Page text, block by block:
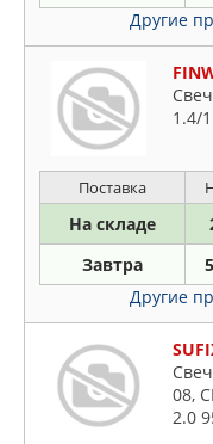
Другие
1.4/
Поставка
На складе
Завтра
Другие
08,
2.0